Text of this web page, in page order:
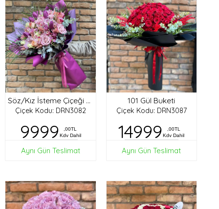
Söz/Kız İsteme Çiçeği Buketi
Çiçek Kodu: DRN3082
9999
,00TL
Kdv Dahil
Aynı Gün Teslimat
101 Gül Buketi
Çiçek Kodu: DRN3087
14999
,00TL
Kdv Dahil
Aynı Gün Teslimat